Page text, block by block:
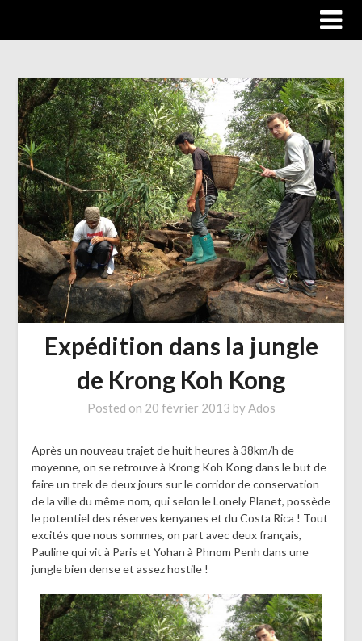
Expédition dans la jungle
de Krong Koh Kong
Posted on 20 février 2013 byAdos
Après un nouveau trajet de huit heures à 38km/h de
moyenne, on se retrouve à Krong Koh Kong dans le but de
faire un trek de deux jours sur le corridor de conservation
de la ville du même nom, qui selon le Lonely Planet, possède
le potentiel des réserves kenyanes et du Costa Rica ! Tout
excités que nous sommes, on part avec deux français,
Pauline qui vit à Paris et Yohan à Phnom Penh dans une
jungle bien dense et assez hostile !